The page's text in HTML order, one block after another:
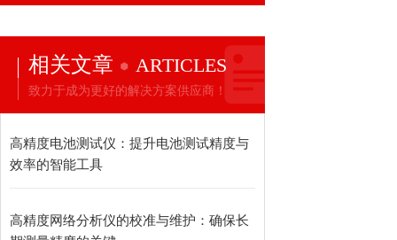
相关文章 ARTICLES
致力于成为更好的解决方案供应商！
高精度电池测试仪：提升电池测试精度与
效率的智能工具
高精度网络分析仪的校准与维护：确保长